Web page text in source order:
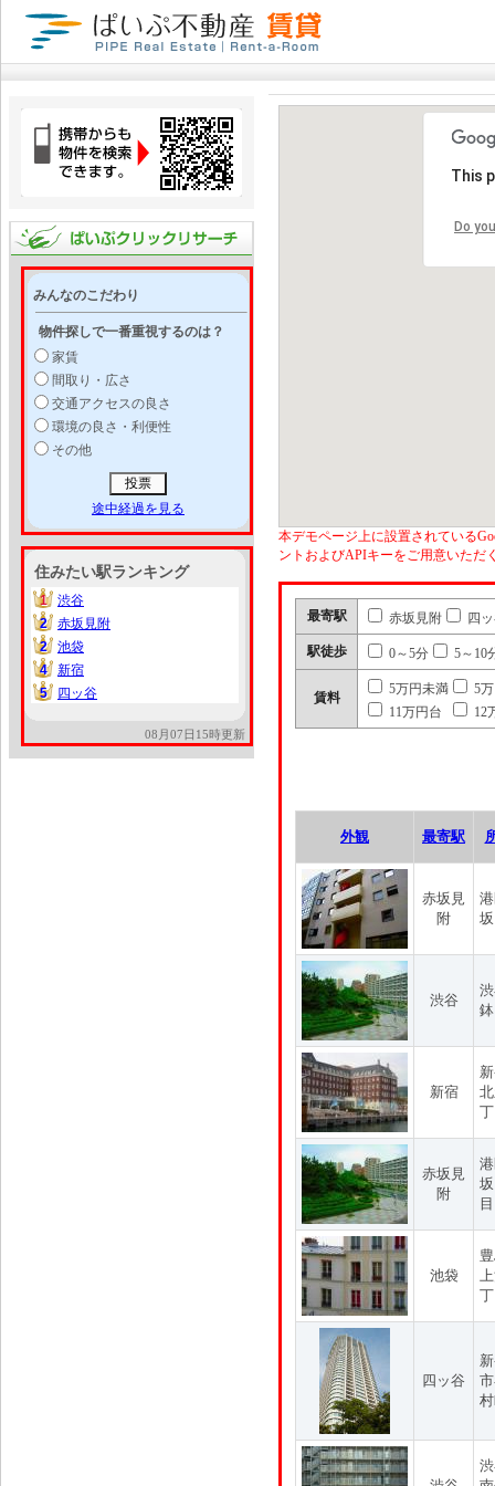
みんなのこだわり
物件探しで一番重視するのは？
家賃
間取り・広さ
交通アクセスの良さ
環境の良さ・利便性
その他
途中経過を見る
住みたい駅ランキング
1
1
渋谷
2
2
赤坂見附
2
2
池袋
4
4
新宿
5
5 四ッ谷
08月07日15時更新
This
Do
本デモページ上に設置されている
ントおよびAPIキーをご用意いただ
最寄駅 赤坂見附 四
駅徒歩 0～5分 5～10
賃料
5万円未満
5
11万円台
12
外観 最寄駅
赤坂見
附
渋谷
新宿
赤坂見
附
目
池袋
四ッ谷